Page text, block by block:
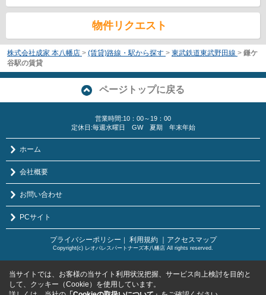
物件リクエスト
株式会社成家 本八幡店 > (賃貸)路線・駅から探す > 東武鉄道東武野田線 > 鎌ケ
谷駅の賃貸
ページトップに戻る
営業時間:10：00～19：00
定休日:毎週水曜日 GW 夏期 年末年始
ホーム
会社概要
お問い合わせ
PCサイト
プライバシーポリシー ｜ 利用規約 ｜アクセスマップ
Copyright(c) レオパレスパートナーズ本八幡店 All rights reserved.
当サイトでは、お客様の当サイト利用状況把握、サービス向上検討を目的と
して、クッキー（Cookie）を使用しています。